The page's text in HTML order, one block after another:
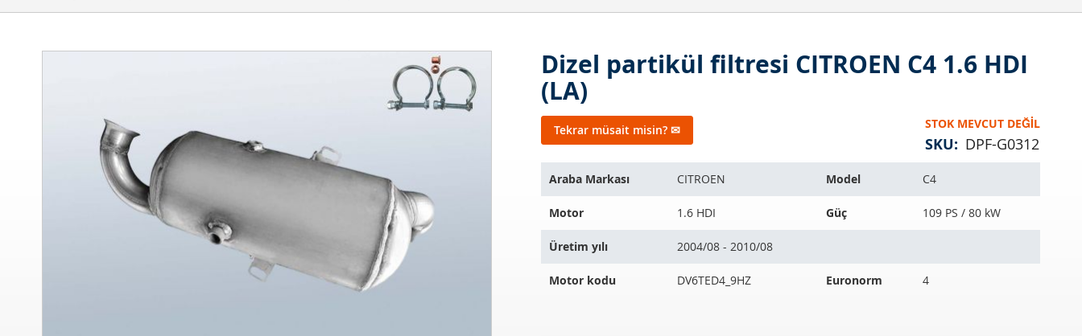
Dizel partikül filtresi CITROEN C4 1.6 HDI
(LA)
STOK MEVCUT DEĞIL
SKU DPF-G0312
Tekrar müsait misin? ✉
ürün
araçlara
Araba Markası CITROEN Model C4
Motor 1.6 HDI Güç 109 PS / 80 kW
Üretim yılı 2004/08 - 2010/08
Motor kodu DV6TED4_9HZ Euronorm 4